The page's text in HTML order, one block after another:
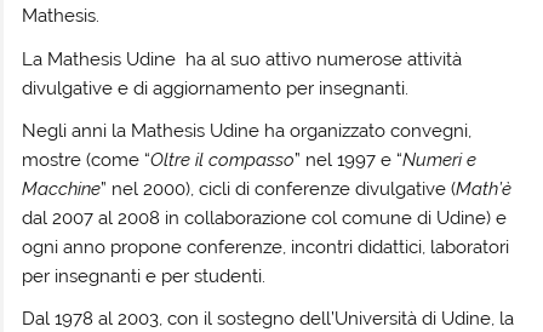
Mathesis.
La Mathesis Udine ha al suo attivo numerose attività
divulgative e di aggiornamento per insegnanti.
Negli anni la Mathesis Udine ha organizzato convegni,
mostre (come “Oltre il compasso” nel 1997 e “Numeri e
Macchine” nel 2000), cicli di conferenze divulgative (Math’è
dal 2007 al 2008 in collaborazione col comune di Udine) e
ogni anno propone conferenze, incontri didattici, laboratori
per insegnanti e per studenti.
Dal 1978 al 2003, con il sostegno dell’Università di Udine, la